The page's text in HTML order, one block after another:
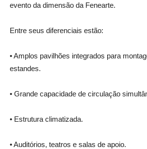
evento da dimensão da Fenearte.
Entre seus diferenciais estão:
• Amplos pavilhões integrados para
estandes.
• Grande capacidade de circulação
• Estrutura climatizada.
• Auditórios, teatros e salas de apoio.